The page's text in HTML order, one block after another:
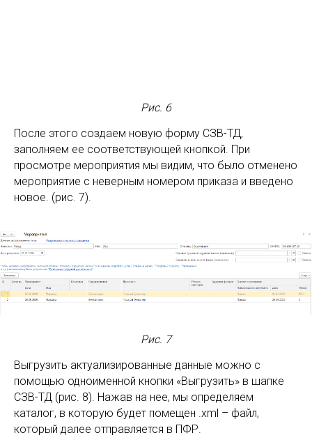
Рис. 6
После этого создаем новую форму СЗВ-ТД,
заполняем ее соответствующей кнопкой. При
просмотре мероприятия мы видим, что было отменено
мероприятие с неверным номером приказа и введено
новое. (рис. 7).
Рис. 7
Выгрузить актуализированные данные можно с
помощью одноименной кнопки «Выгрузить» в шапке
СЗВ-ТД (рис. 8). Нажав на нее, мы определяем
каталог, в которую будет помещен .xml – файл,
который далее отправляется в ПФР.